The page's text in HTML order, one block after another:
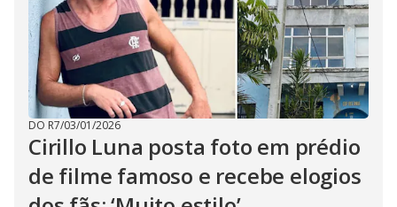
DO R7/03/01/2026
Cirillo Luna posta foto em prédio
de filme famoso e recebe elogios